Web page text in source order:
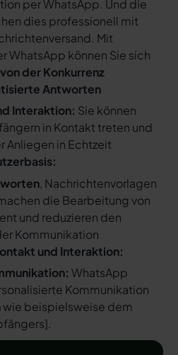
per WhatsApp. Und die
dies professionell mit
Mit
WhatsApp können Sie sich
von der Konkurrenz
Antworten
Interaktion: Sie können
in Kontakt treten und
Anliegen in Echtzeit
, Nachrichtenvorlagen
die Bearbeitung von
und reduzieren den
Kommunikation
und Interaktion:
WhatsApp
Kommunikation
wie beispielsweise dem
].